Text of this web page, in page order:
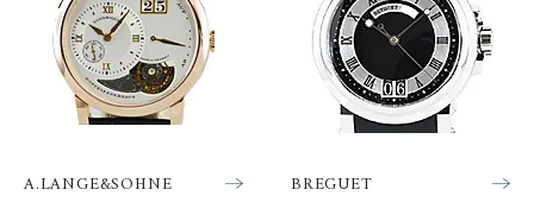
CHOPARD
ショパール
SEIKO
セイコー
GLASHUTTE ORIGINA
L
グラスヒュッテ・オリジ
CHRONOSWISS
クロノスイス
ALAIN SILBERSTEIN CITIZEN
BLANCPAIN
ブランパン
BOLDR Supply Compan
y
ボルダー・サプライ・カ
ンパニー
BOVET BREGUET
ブレゲ
BRUNO SOHNLE Glash
A.LANGE&SOHNE BREGUET